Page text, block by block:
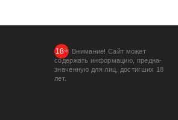
Внимание! Сайт может
содержать информацию, предна­
значенную для лиц, дости­гших 18
лет.